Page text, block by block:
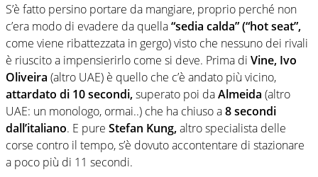
S’è fatto persino portare da mangiare, proprio perché non
c’era modo di evadere da quella“sedia calda” (“hot seat”,
come viene ribattezzata in gergo) visto che nessuno dei rivali
è riuscito a impensierirlo come si deve. Prima di Vine, Ivo
Oliveira (altro UAE) è quello che c’è andato più vicino,
attardato di 10 secondi,superato poi daAlmeida (altro
UAE: un monologo, ormai..) che ha chiuso a8 secondi
dall’italiano. E pure Stefan Kung,altro specialista delle
corse contro il tempo, s’è dovuto accontentare di stazionare
a poco più di 11 secondi.